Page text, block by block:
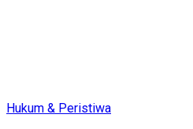
Hukum & Peristiwa